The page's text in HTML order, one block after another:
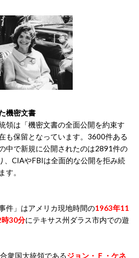
機密文書
領は「機密文書の全面公開を約束す
も保留となっています。3600件ある
中で新規に公開されたのは2891件の
、CIAやFBIは全面的な公開を拒み続
す。
件」はアメリカ現地時間の1963年11
時30分にテキサス州ダラス市内での遊
衆国大統領であるジョン・Ｆ・ケネ